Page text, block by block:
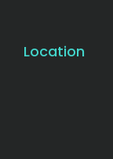
Location